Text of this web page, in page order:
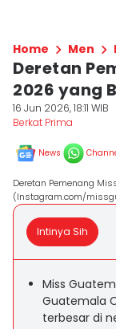
Home Men
Deretan
2026 yang
16 Jun 2026, 18:11 WIB
Berkat Prima
News
Deretan Pemenang
(Instagram.com/
Intinya Sih
Miss
Guatemala
terbesar di